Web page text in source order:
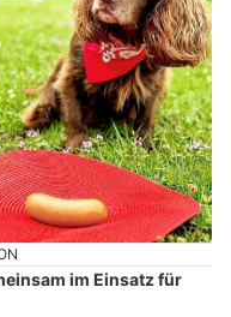
im Einsatz für